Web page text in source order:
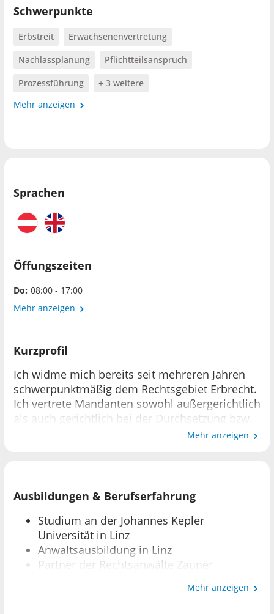
Schwerpunkte
Erbstreit
Erwachsenenvertretung
Nachlassplanung
Pflichtteilsanspruch
Prozessführung
+ 3 weitere
Mehr anzeigen
Sprachen
Öffungszeiten
Do: 08:00 - 17:00
Mehr anzeigen
Kurzprofil
Ich widme mich bereits seit mehreren Jahren
schwerpunktmäßig dem Rechtsgebiet Erbrecht.
Ich vertrete Mandanten sowohl außergerichtlich
als auch gerichtlich bei der Durchsetzung bzw.
Abwehr aller erbrechtlichen Ansprüche (Streit
des Vertretungsverhältnisses eine ehrliche und
realistische Einschätzung Ihrer Angelegenheit
zu geben sowie Ihnen lösungsorientierte
Ansätze zu bieten.
der Nachlassplanung durch die Errichtung
Mehr anzeigen
Ausbildungen & Berufserfahrung
Studium an der Johannes Kepler
Universität in Linz
Anwaltsausbildung in Linz
Partner der Rechtsanwälte Zauner
Mehr anzeigen